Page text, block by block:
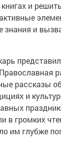
и
знания и
рассказы
и
в громких
им глубже